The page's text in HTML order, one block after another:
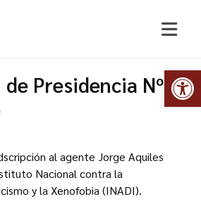
Presidencia Nº
al agente Jorge Aquiles
Nacional contra la
y la Xenofobia (INADI).